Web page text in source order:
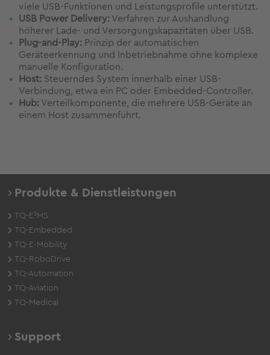
viele USB-Funktionen und Leistungsprofile unterstützt.
USB Power Delivery: Verfahren zur Aushandlung
höherer Lade- und Versorgungskapazitäten über USB.
Plug-and-Play: Prinzip der automatischen
Geräteerkennung und Inbetriebnahme ohne komplexe
manuelle Konfiguration.
Host: Steuerndes System innerhalb einer USB-
Verbindung, etwa ein PC oder Embedded-Controller.
Hub: Verteilkomponente, die mehrere USB-Geräte an
einem Host zusammenführt.
Produkte & Dienstleistungen
TQ-E²MS
TQ-Embedded
TQ-E-Mobility
TQ-RoboDrive
TQ-Automation
TQ-Aviation
TQ-Medical
Support